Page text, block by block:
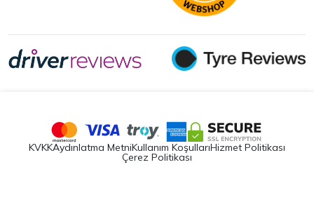
KVKKAydınlatma MetniKullanım KoşullarıHizmet Politikası
Çerez Politikası